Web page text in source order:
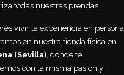
todas nuestras prendas.
vivir la experiencia en persona,
en nuestra tienda física en
(Sevilla) , donde te
con la misma pasión y